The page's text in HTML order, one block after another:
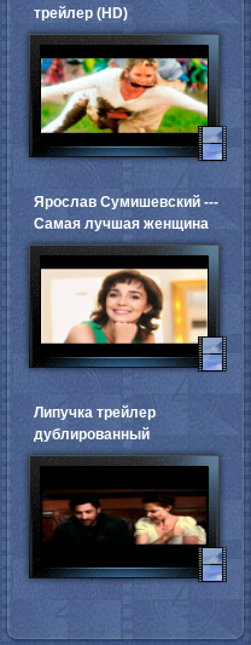
трейлер (HD)
Ярослав Сумишевский ---
Самая лучшая женщина
Липучка трейлер
дублированный